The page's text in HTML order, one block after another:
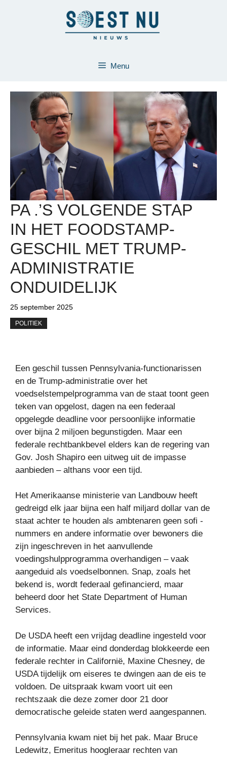
Menu
PA .’S VOLGENDE STAP
IN HET FOODSTAMP-
GESCHIL MET TRUMP-
ADMINISTRATIE
ONDUIDELIJK
25 september 2025
POLITIEK
Een geschil tussen Pennsylvania-functionarissen
en de Trump-administratie over het
voedselstempelprogramma van de staat toont geen
teken van opgelost, dagen na een federaal
opgelegde deadline voor persoonlijke informatie
over bijna 2 miljoen begunstigden. Maar een
federale rechtbankbevel elders kan de regering van
Gov. Josh Shapiro een uitweg uit de impasse
aanbieden – althans voor een tijd.
Het Amerikaanse ministerie van Landbouw heeft
gedreigd elk jaar bijna een half miljard dollar van de
staat achter te houden als ambtenaren geen sofi -
nummers en andere informatie over bewoners die
zijn ingeschreven in het aanvullende
voedingshulpprogramma overhandigen – vaak
aangeduid als voedselbonnen. Snap, zoals het
bekend is, wordt federaal gefinancierd, maar
beheerd door het State Department of Human
Services.
De USDA heeft een vrijdag deadline ingesteld voor
de informatie. Maar eind donderdag blokkeerde een
federale rechter in Californië, Maxine Chesney, de
USDA tijdelijk om eiseres te dwingen aan de eis te
voldoen. De uitspraak kwam voort uit een
rechtszaak die deze zomer door 21 door
democratische geleide staten werd aangespannen.
Pennsylvania kwam niet bij het pak. Maar Bruce
Ledewitz, Emeritus hoogleraar rechten van